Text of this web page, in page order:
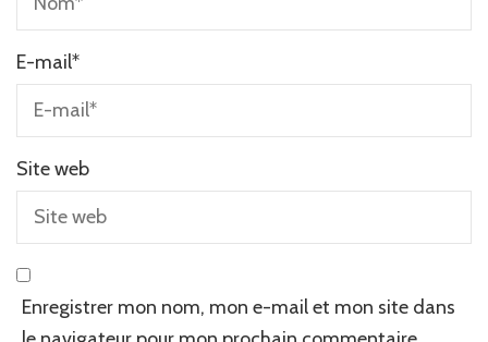
E-mail*
Site web
Enregistrer mon nom, mon e-mail et mon site dans